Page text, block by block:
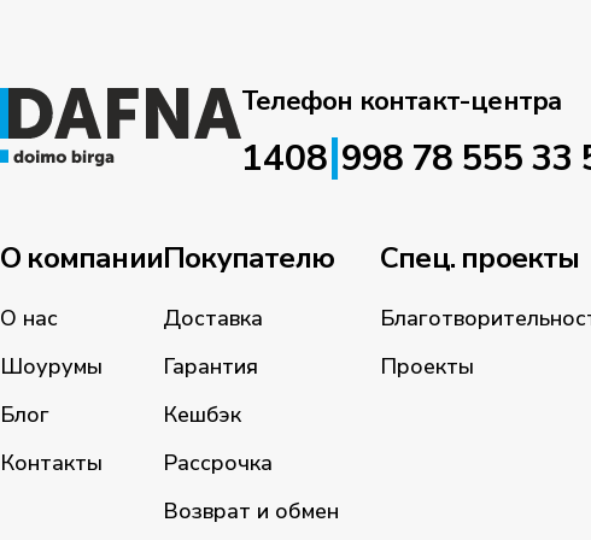
Телефон контакт-центра
1408|998 78 555 33
О компании
О нас
Шоурумы
Блог
Контакты
Покупателю
Доставка
Гарантия
Кешбэк
Рассрочка
Возврат и обмен
Спец. проекты
Проекты